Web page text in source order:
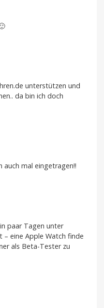
unterstützen und
da bin ich doch
auch mal eingetragen!!
paar Tagen unter
– eine Apple Watch finde
als Beta-Tester zu